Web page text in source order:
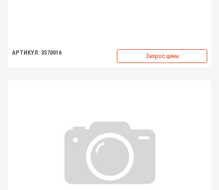
АРТИКУЛ: 3570016 Запрос цены